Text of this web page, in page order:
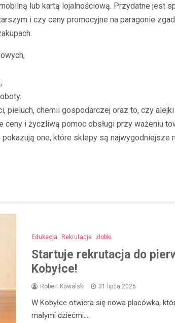
lub kartą lojalnościową. Przydatne jest
i czy ceny promocyjne na paragonie
chemii gospodarczej oraz to, czy
i życzliwą pomoc obsługi przy ważeniu
one, które sklepy są
Edukacja Rekrutacja żłobki
Startuje rekrutacja do
Kobyłce!
Robert Kowalski 31 lipca 2026
W Kobyłce otwiera się nowa placówka,
małymi dziećmi.…